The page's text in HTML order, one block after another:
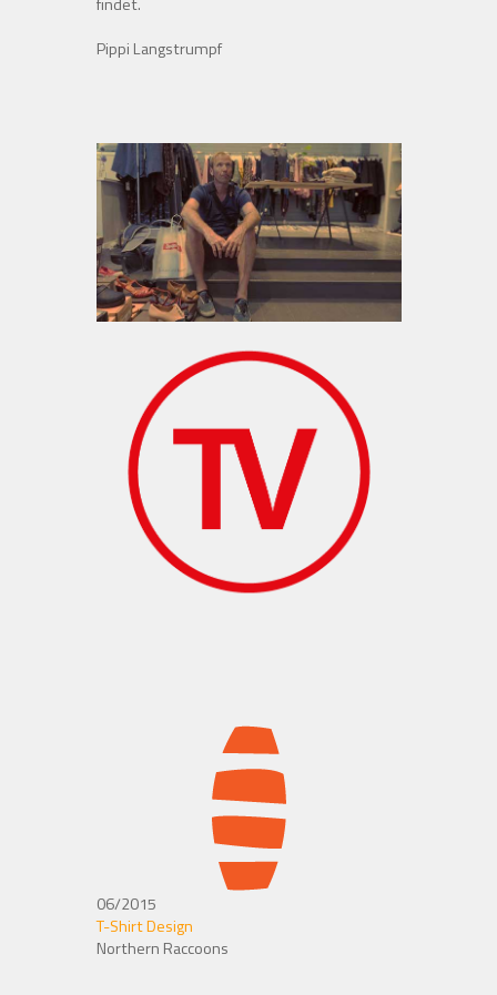
findet.
Pippi Langstrumpf
06/2015
T-Shirt Design
Northern Raccoons